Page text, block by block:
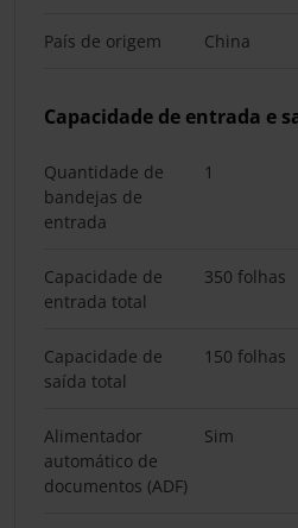
País de origem China
Capacidade de entrada e
Quantidade de
bandejas de
entrada
1
Capacidade de
entrada total
350 folhas
Capacidade de
saída total
150 folhas
Alimentador
automático de
documentos (ADF)
Sim